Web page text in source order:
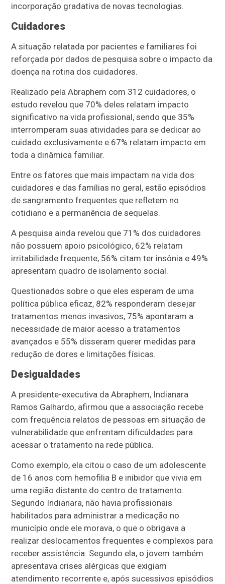
incorporação gradativa de novas tecnologias.
Cuidadores
A situação relatada por pacientes e familiares foi
reforçada por dados de pesquisa sobre o impacto da
doença na rotina dos cuidadores.
Realizado pela Abraphem com 312 cuidadores, o
estudo revelou que 70% deles relatam impacto
significativo na vida profissional, sendo que 35%
interromperam suas atividades para se dedicar ao
cuidado exclusivamente e 67% relatam impacto em
toda a dinâmica familiar.
Entre os fatores que mais impactam na vida dos
cuidadores e das famílias no geral, estão episódios
de sangramento frequentes que refletem no
cotidiano e a permanência de sequelas.
A pesquisa ainda revelou que 71% dos cuidadores
não possuem apoio psicológico, 62% relatam
irritabilidade frequente, 56% citam ter insônia e 49%
apresentam quadro de isolamento social.
Questionados sobre o que eles esperam de uma
política pública eficaz, 82% responderam desejar
tratamentos menos invasivos, 75% apontaram a
necessidade de maior acesso a tratamentos
avançados e 55% disseram querer medidas para
redução de dores e limitações físicas.
Desigualdades
A presidente-executiva da Abraphem, Indianara
Ramos Galhardo, afirmou que a associação recebe
com frequência relatos de pessoas em situação de
vulnerabilidade que enfrentam dificuldades para
acessar o tratamento na rede pública.
Como exemplo, ela citou o caso de um adolescente
de 16 anos com hemofilia B e inibidor que vivia em
uma região distante do centro de tratamento.
Segundo Indianara, não havia profissionais
habilitados para administrar a medicação no
município onde ele morava, o que o obrigava a
realizar deslocamentos frequentes e complexos para
receber assistência. Segundo ela, o jovem também
apresentava crises alérgicas que exigiam
atendimento recorrente e, após sucessivos episódios